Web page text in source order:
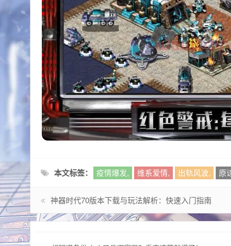
本文标签： 疫情爆发, 维系爱情, 出轨风波, 原
神器时代70版本下载与玩法解析：快速入门指南